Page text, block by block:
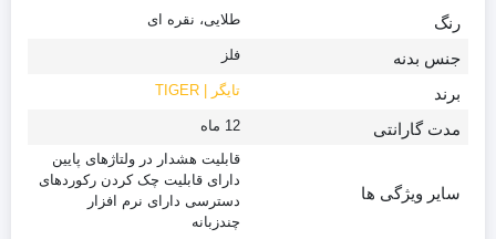
رنگ طلایی، نقره ای
جنس بدنه فلز
برند تایگر | TIGER
مدت گارانتی 12 ماه
سایر ویژگی ها
قابلیت هشدار در ولتاژهای پایین
دارای قابلیت چک کردن رکوردهای
دسترسی دارای نرم افزار
چندزبانه